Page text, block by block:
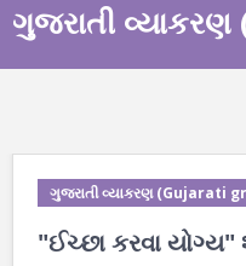
ગુજરાતી
ગુજરાતી વ્યાકરણ (Gujarati
"ઈચ્છા કરવા